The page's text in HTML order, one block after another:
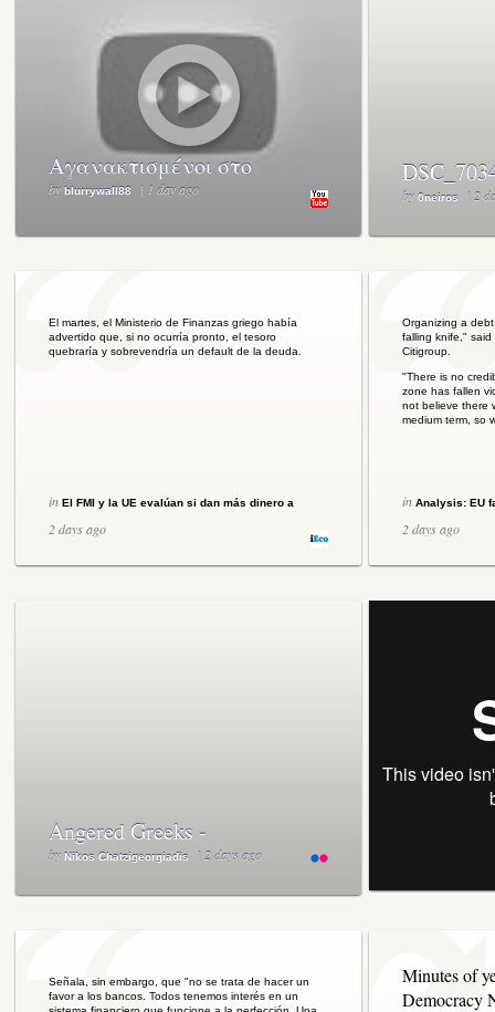
Αγανακτισμένοι στο
Σύνταγμα - Indignant at
by blurrywall88 | 1 day ago by 0neiros | 2
El martes, el Ministerio de Finanzas griego había
advertido que, si no ocurría pronto, el tesoro
quebraría y sobrevendría un default de la deuda.
in El FMI y la UE evalúan si dan más dinero a
Grecia
2 days ago
Organizing a
falling knife," said
Citigroup.
"There is no
zone has fallen
not believe there
medium term, so
in Analysis: EU
debt rollover |
2 days ago
Angered Greeks -
Αγανακτισμένοι
by Nikos Chatzigeorgiadis | 2 days ago
Señala, sin embargo, que "no se trata de hacer un
favor a los bancos. Todos tenemos interés en un
Minutes of
Democracy